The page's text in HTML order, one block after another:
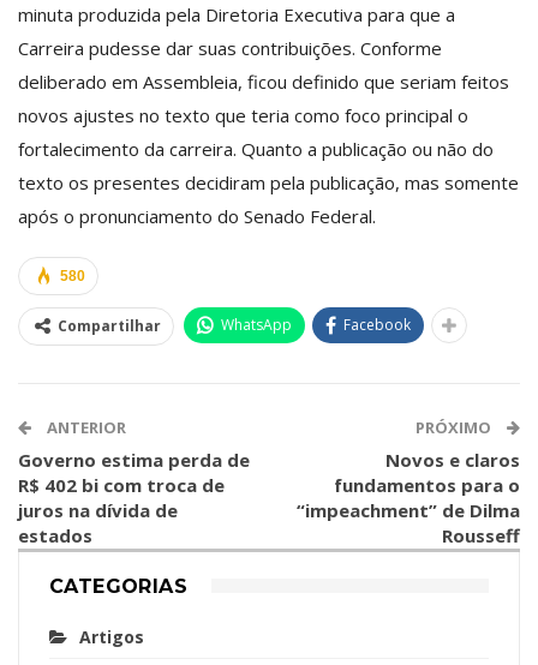
minuta produzida pela Diretoria Executiva para que a
Carreira pudesse dar suas contribuições. Conforme
deliberado em Assembleia, ficou definido que seriam feitos
novos ajustes no texto que teria como foco principal o
fortalecimento da carreira. Quanto a publicação ou não do
texto os presentes decidiram pela publicação, mas somente
após o pronunciamento do Senado Federal.
580
Compartilhar WhatsApp Facebook
ANTERIOR
Governo estima perda de
R$ 402 bi com troca de
juros na dívida de
estados
PRÓXIMO
Novos e claros
fundamentos para o
“impeachment” de Dilma
Rousseff
CATEGORIAS
Artigos